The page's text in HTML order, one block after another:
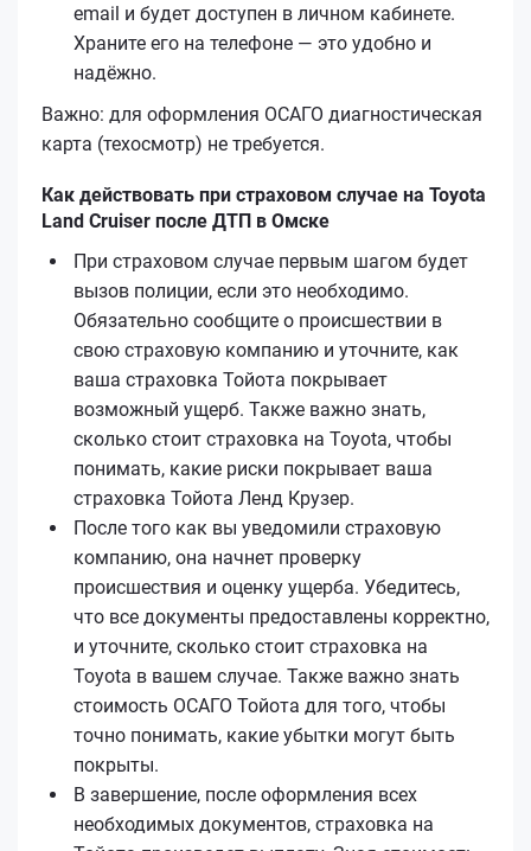
email и будет доступен в личном кабинете.
Храните его на телефоне — это удобно и
надёжно.
Важно: для оформления ОСАГО диагностическая
карта (техосмотр) не требуется.
Как действовать при страховом случае на Toyota
Land Cruiser после ДТП в Омске
При страховом случае первым шагом будет
вызов полиции, если это необходимо.
Обязательно сообщите о происшествии в
свою страховую компанию и уточните, как
ваша страховка Тойота покрывает
возможный ущерб. Также важно знать,
сколько стоит страховка на Toyota, чтобы
понимать, какие риски покрывает ваша
страховка Тойота Ленд Крузер.
После того как вы уведомили страховую
компанию, она начнет проверку
происшествия и оценку ущерба. Убедитесь,
что все документы предоставлены корректно,
и уточните, сколько стоит страховка на
Toyota в вашем случае. Также важно знать
стоимость ОСАГО Тойота для того, чтобы
точно понимать, какие убытки могут быть
покрыты.
В завершение, после оформления всех
необходимых документов, страховка на